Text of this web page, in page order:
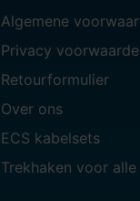
Algemene
Privacy
Retourformulier
Over ons
ECS kabelsets
Trekhaken voor